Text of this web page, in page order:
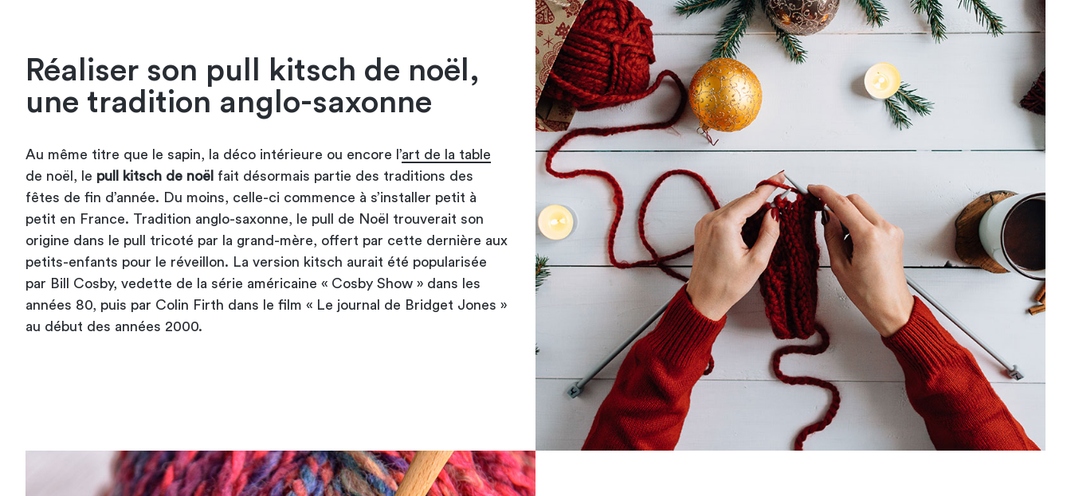
Réaliser son pull kitsch de noël,
une tradition anglo-saxonne
Au même titre que le sapin, la déco intérieure ou encore l’art de la table
de noël, le pull kitsch de noël fait désormais partie des traditions des
fêtes de fin d’année. Du moins, celle-ci commence à s’installer petit à
petit en France. Tradition anglo-saxonne, le pull de Noël trouverait son
origine dans le pull tricoté par la grand-mère, offert par cette dernière aux
petits-enfants pour le réveillon. La version kitsch aurait été popularisée
par Bill Cosby, vedette de la série américaine « Cosby Show » dans les
années 80, puis par Colin Firth dans le film « Le journal de Bridget Jones »
au début des années 2000.